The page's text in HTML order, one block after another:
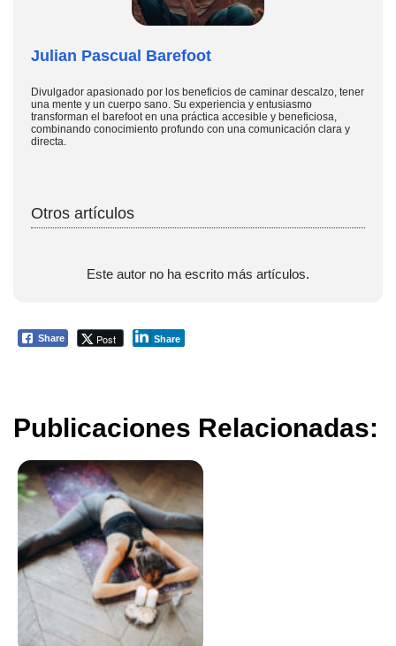
Julian Pascual Barefoot
Divulgador apasionado por los beneficios de caminar descalzo, tener
una mente y un cuerpo sano. Su experiencia y entusiasmo
transforman el barefoot en una práctica accesible y beneficiosa,
combinando conocimiento profundo con una comunicación clara y
directa.
Otros artículos
Este autor no ha escrito más artículos.
Share Post Share
Publicaciones Relacionadas: